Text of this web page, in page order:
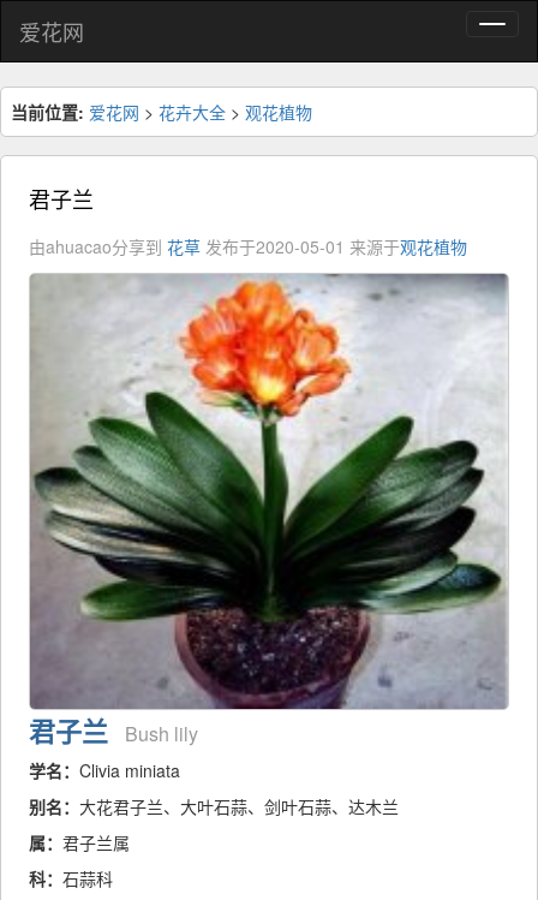
爱花网
当前位置: 爱花网 > 花卉大全 > 观花植物
君子兰
由ahuacao分享到 花草 发布于2020-05-01 来源于观花植物
君子兰 Bush lily
学名： Clivia miniata
别名： 大花君子兰、大叶石蒜、剑叶石蒜、达木兰
属： 君子兰属
科： 石蒜科